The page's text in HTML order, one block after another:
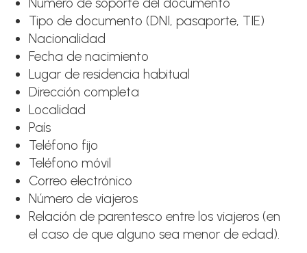
Tipo de documento (DNI, pasaporte, TIE)
Nacionalidad
Fecha de nacimiento
Lugar de residencia habitual
Dirección completa
Localidad
País
Teléfono fijo
Teléfono móvil
Correo electrónico
Número de viajeros
Relación de parentesco entre los viajeros (en
el caso de que alguno sea menor de edad).